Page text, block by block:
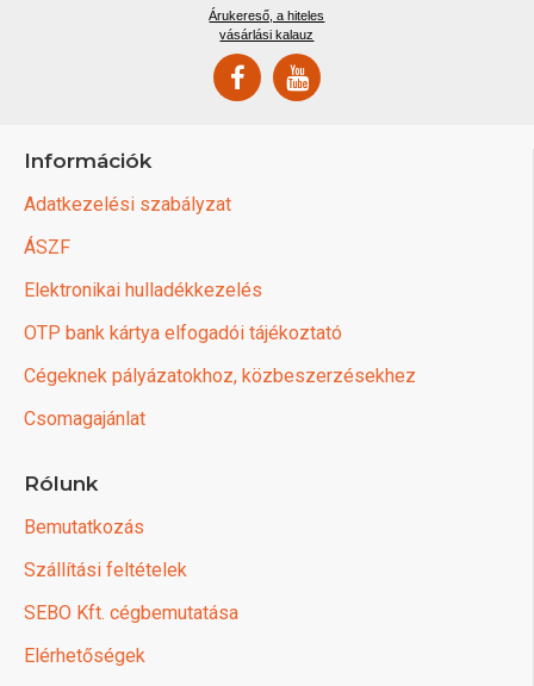
Árukereső, a hiteles
vásárlási kalauz
Információk
Adatkezelési szabályzat
ÁSZF
Elektronikai hulladékkezelés
OTP bank kártya elfogadói tájékoztató
Cégeknek pályázatokhoz, közbeszerzésekhez
Csomagajánlat
Rólunk
Bemutatkozás
Szállítási feltételek
SEBO Kft. cégbemutatása
Elérhetőségek